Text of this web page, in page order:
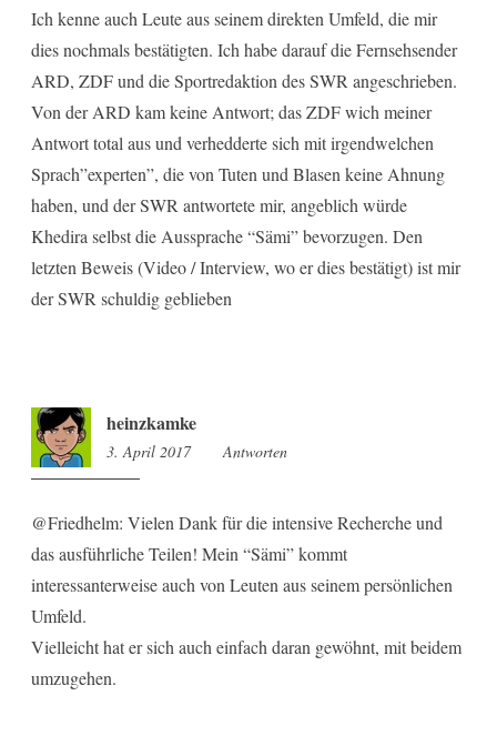
Ich kenne auch Leute aus seinem direkten Umfeld, die mir
dies nochmals bestätigten. Ich habe darauf die Fernsehsender
ARD, ZDF und die Sportredaktion des SWR angeschrieben.
Von der ARD kam keine Antwort; das ZDF wich meiner
Antwort total aus und verhedderte sich mit irgendwelchen
Sprach”experten”, die von Tuten und Blasen keine Ahnung
haben, und der SWR antwortete mir, angeblich würde
Khedira selbst die Aussprache “Sämi” bevorzugen. Den
letzten Beweis (Video / Interview, wo er dies bestätigt) ist mir
der SWR schuldig geblieben
heinzkamke
3. April 2017 15:32
Antworten
@Friedhelm: Vielen Dank für die intensive Recherche und
das ausführliche Teilen! Mein “Sämi” kommt
interessanterweise auch von Leuten aus seinem persönlichen
Umfeld.
Vielleicht hat er sich auch einfach daran gewöhnt, mit beidem
umzugehen.